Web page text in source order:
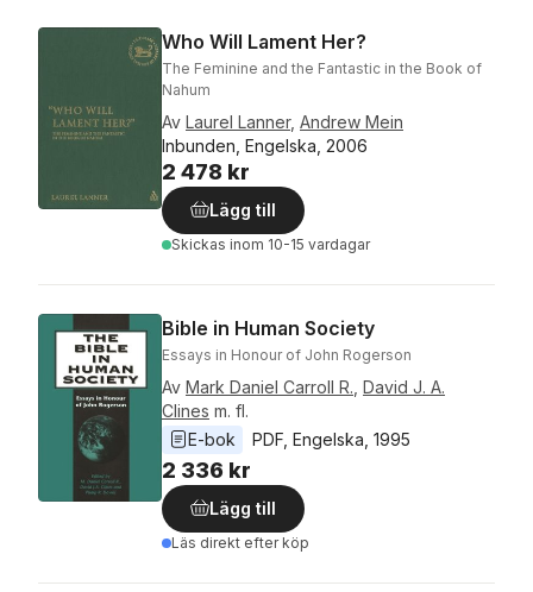
Who Will Lament Her?
The Feminine and the Fantastic in the Book of
Nahum
Av Laurel Lanner, Andrew Mein
Inbunden, Engelska, 2006
2 478 kr
Lägg till
Skickas inom 10-15 vardagar
Bible in Human Society
Essays in Honour of John Rogerson
Av Mark Daniel Carroll R. David J. A.
Clines m. fl.
E-bok
PDF Engelska 1995
2 336 kr
Lägg till
Läs direkt efter köp